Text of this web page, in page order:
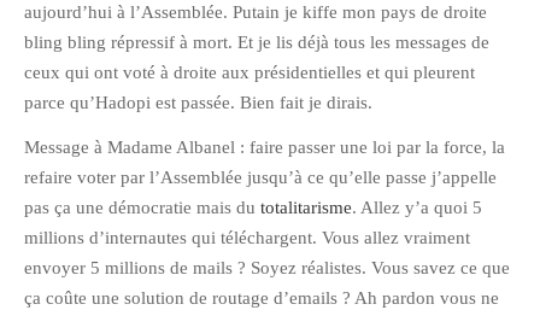
aujourd’hui à l’Assemblée. Putain je kiffe mon pays de droite
bling bling répressif à mort. Et je lis déjà tous les messages de
ceux qui ont voté à droite aux présidentielles et qui pleurent
parce qu’Hadopi est passée. Bien fait je dirais.
Message à Madame Albanel : faire passer une loi par la force, la
refaire voter par l’Assemblée jusqu’à ce qu’elle passe j’appelle
pas ça une démocratie mais du totalitarisme. Allez y’a quoi 5
millions d’internautes qui téléchargent. Vous allez vraiment
envoyer 5 millions de mails ? Soyez réalistes. Vous savez ce que
ça coûte une solution de routage d’emails ? Ah pardon vous ne